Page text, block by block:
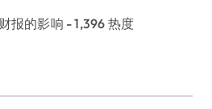
报的影响 - 1,396 热度